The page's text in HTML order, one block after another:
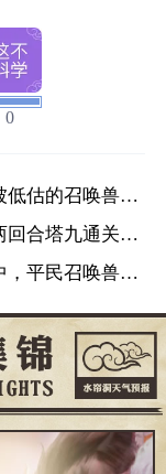
0
·玩家分享：盘点那些被低估的召唤兽，实为远超想象！
·玩家分享：双仙敏，两回合塔九通关技巧
·玩家分享：盘点游戏中，平民召唤兽的性价比排名